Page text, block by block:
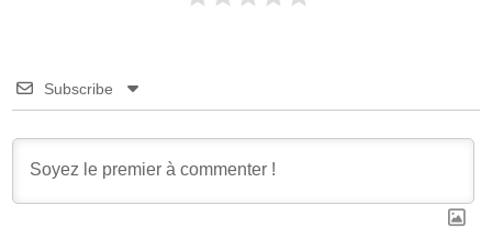
Subscribe